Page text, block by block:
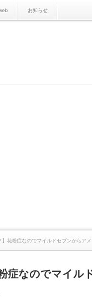
お知らせ
】花粉症なのでマイルドセブンからアメ
症なのでマイ